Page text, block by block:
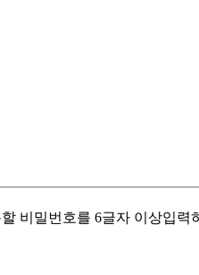
비밀번호를 6글자 이상입력